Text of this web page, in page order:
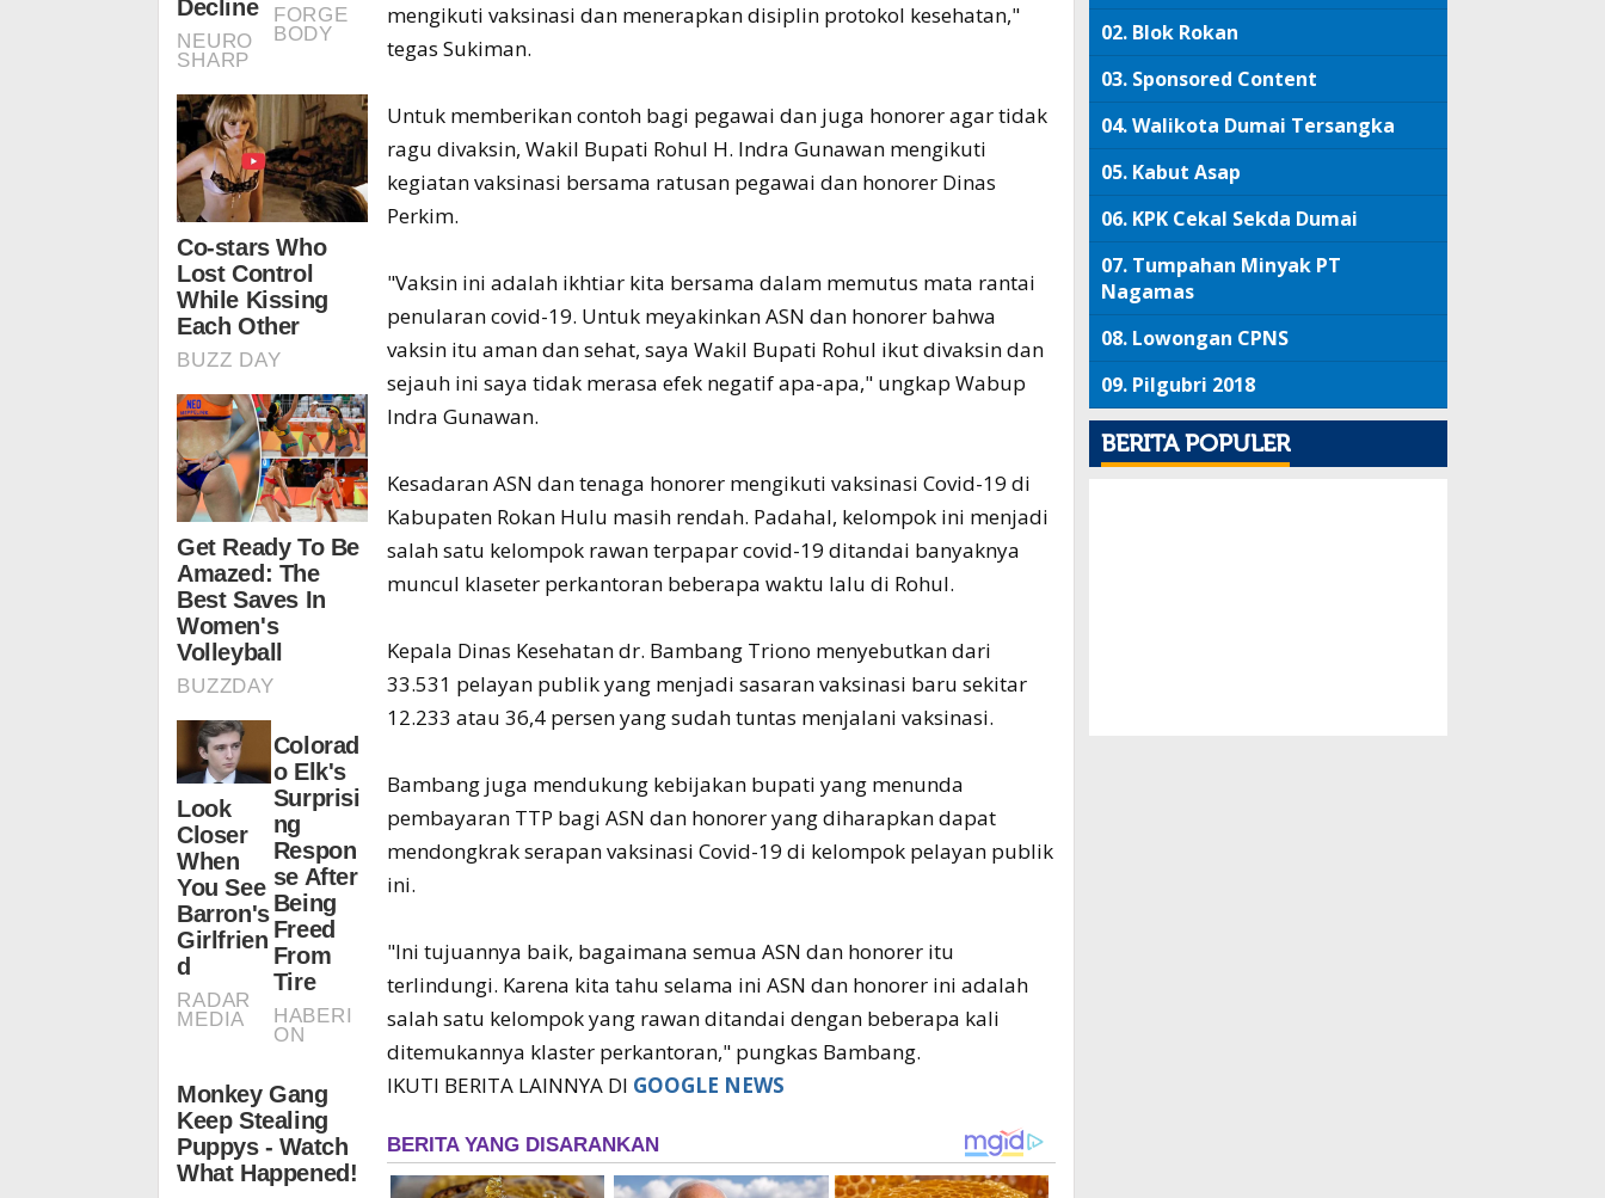
mengikuti vaksinasi dan menerapkan disiplin protokol kesehatan,"
tegas Sukiman.
Untuk memberikan contoh bagi pegawai dan juga honorer agar tidak
ragu divaksin, Wakil Bupati Rohul H. Indra Gunawan mengikuti
kegiatan vaksinasi bersama ratusan pegawai dan honorer Dinas
Perkim.
"Vaksin ini adalah ikhtiar kita bersama dalam memutus mata rantai
penularan covid-19. Untuk meyakinkan ASN dan honorer bahwa
vaksin itu aman dan sehat, saya Wakil Bupati Rohul ikut divaksin dan
sejauh ini saya tidak merasa efek negatif apa-apa," ungkap Wabup
Indra Gunawan.
Kesadaran ASN dan tenaga honorer mengikuti vaksinasi Covid-19 di
Kabupaten Rokan Hulu masih rendah. Padahal, kelompok ini menjadi
salah satu kelompok rawan terpapar covid-19 ditandai banyaknya
muncul klaseter perkantoran beberapa waktu lalu di Rohul.
Kepala Dinas Kesehatan dr. Bambang Triono menyebutkan dari
33.531 pelayan publik yang menjadi sasaran vaksinasi baru sekitar
12.233 atau 36,4 persen yang sudah tuntas menjalani vaksinasi.
Bambang juga mendukung kebijakan bupati yang menunda
pembayaran TTP bagi ASN dan honorer yang diharapkan dapat
mendongkrak serapan vaksinasi Covid-19 di kelompok pelayan publik
ini.
"Ini tujuannya baik, bagaimana semua ASN dan honorer itu
terlindungi. Karena kita tahu selama ini ASN dan honorer ini adalah
salah satu kelompok yang rawan ditandai dengan beberapa kali
ditemukannya klaster perkantoran," pungkas Bambang.
IKUTI BERITA LAINNYA DI GOOGLE NEWS
02. Blok Rokan
03. Sponsored Content
04.Walikota Dumai Tersangka
05. Kabut Asap
06. KPK Cekal Sekda Dumai
07. Tumpahan Minyak PT
Nagamas
08. Lowongan CPNS
09. Pilgubri 2018
BERITA POPULER